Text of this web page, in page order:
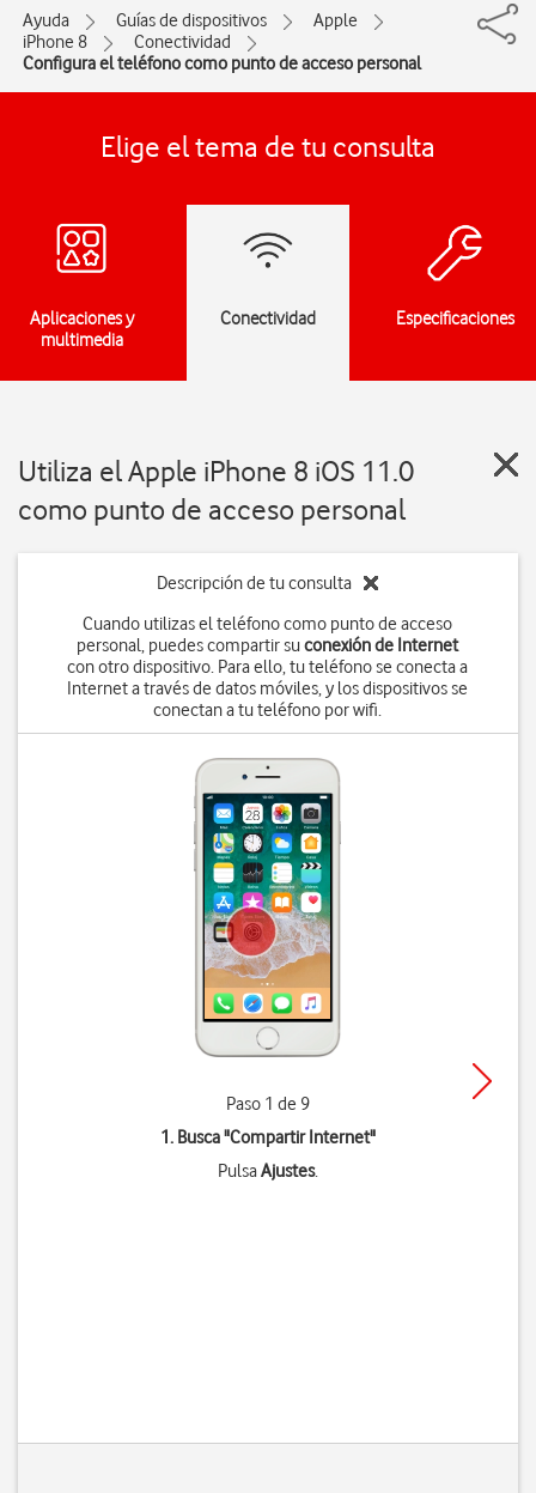
Ayuda Guías de dispositivos
Apple
iPhone 8
Conectividad
Configura el teléfono como punto de acceso personal
Elige el tema de tu consulta
Aplicaciones y
multimedia
Conectividad Especificaciones
Utiliza el Apple iPhone 8 iOS 11.0
como punto de acceso personal
Descripción de tu consulta
Cuando utilizas el teléfono como punto de acceso
personal, puedes compartir suconexión de Internet
con otro dispositivo. Para ello, tu teléfono se conecta a
Internet a través de datos móviles, y los dispositivos se
conectan a tu teléfono por wifi.
Paso 1 de 9
1. Busca "Compartir Internet"
PulsaAjustes.